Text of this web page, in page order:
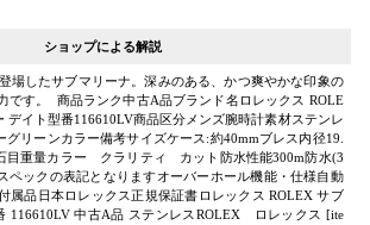
ショップによる解説
場したサブマリーナ。深みのある、かつ爽やかな印象の
です。 商品ランク中古A品ブランド名ロレックス ROLE
デイト型番116610LV商品区分メンズ腕時計素材ステンレ
グリーンカラー備考サイズケース:約40mmブレス内径19.
目重量カラー クラリティ カット防水性能300m防水(3
ックの表記となりますオーバーホール機能・仕様自動
品日本ロレックス正規保証書ロレックス ROLEX サブ
116610LV 中古A品 ステンレスROLEX ロレックス [ite